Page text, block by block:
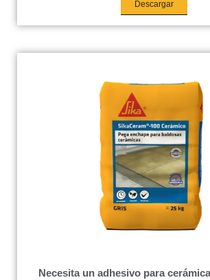
Descargar
Necesita un adhesivo para